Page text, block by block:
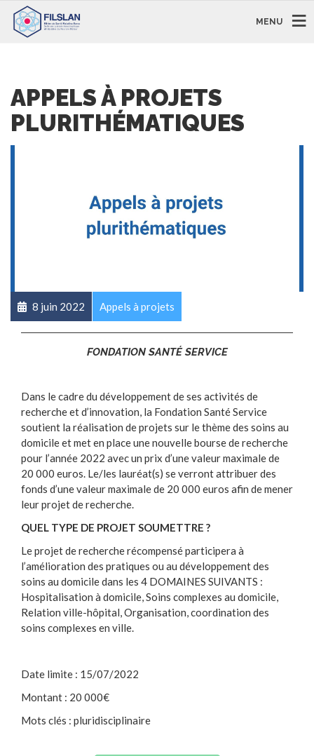
MENU
APPELS À PROJETS
PLURITHÉMATIQUES
8 juin 2022 Appels à projets
FONDATION SANTÉ SERVICE
Dans le cadre du développement de ses activités de
recherche et d’innovation, la Fondation Santé Service
soutient la réalisation de projets sur le thème des soins au
domicile et met en place une nouvelle bourse de recherche
pour l’année 2022 avec un prix d’une valeur maximale de
20 000 euros. Le/les lauréat(s) se verront attribuer des
fonds d’une valeur maximale de 20 000 euros afin de mener
leur projet de recherche.
QUEL TYPE DE PROJET SOUMETTRE ?
Le projet de recherche récompensé participera à
l’amélioration des pratiques ou au développement des
soins au domicile dans les 4 DOMAINES SUIVANTS :
Hospitalisation à domicile, Soins complexes au domicile,
Relation ville-hôpital, Organisation, coordination des
soins complexes en ville.
Date limite : 15/07/2022
Montant : 20 000€
Mots clés : pluridisciplinaire